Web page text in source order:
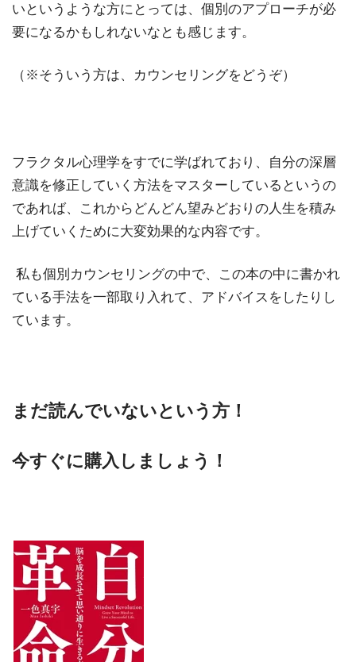
いというような方にとっては、個別のアプローチが必
要になるかもしれないなとも感じます。
（※そういう方は、カウンセリングをどうぞ）
フラクタル心理学をすでに学ばれており、自分の深層
意識を修正していく方法をマスターしているというの
であれば、これからどんどん望みどおりの人生を積み
上げていくために大変効果的な内容です。
私も個別カウンセリングの中で、この本の中に書かれ
ている手法を一部取り入れて、アドバイスをしたりし
ています。
まだ読んでいないという方！
今すぐに購入しましょう！